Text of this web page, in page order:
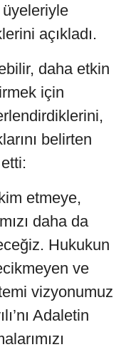
açıkladı.
daha etkin
için
belirten
etmeye,
daha da
Hukukun
ve
vizyonumuz
Adaletin